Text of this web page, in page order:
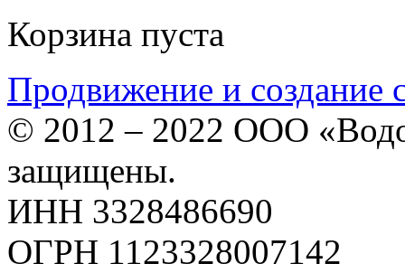
Корзина пуста
Продвижение и создание
© 2012 – 2022 ООО
защищены.
ИНН 3328486690
ОГРН 1123328007142